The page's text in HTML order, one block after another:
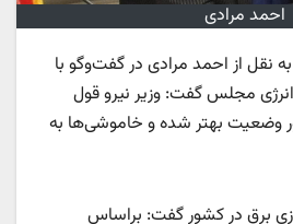
احمد مرادی
نقل از احمد مرادی در گفت‌وگو با
مجلس گفت: وزیر نیرو قول
وضعیت بهتر شده و خاموشی‌ها به
برق در کشور گفت: براساس